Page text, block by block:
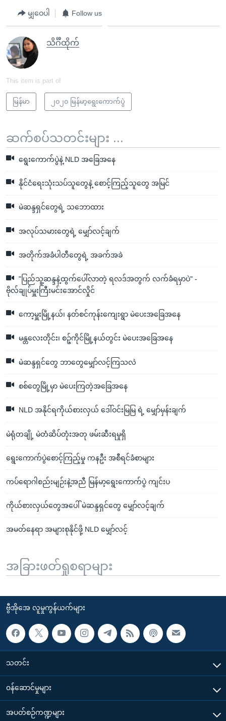
မျှဝေပါ Follow us
သိင်္ဂီထိုက်
This item is part of
မြန်မာ ၂၀၂၀ မြန်မာ့ရွေးကောက်ပွဲ
ဆက်စပ်သတင်းများ ...
ရွေးကောက်ပွဲနဲ့ NLD အခြေအနေ
နိုင်ငံရေးသုံးသပ်သူတွေနဲ့ စောင့်ကြည့်သူတွေ အမြင်
မဲဆန္ဒရှင်တွေရဲ့ သဘောထား
အလုပ်သမားတွေရဲ့ မျှော်လင့်ချက်
အတိုက်အခံပါတီတွေရဲ့ အခက်အခဲ
"ပြည်သူ့ဆန္ဒနဲ့ထွက်ပေါ်လာတဲ့ ရလဒ်အတွက် လက်ခံရမှာပဲ" -
ဗိုလ်ချုပ်မှူးကြီးမင်းအောင်လှိုင်
ကော့မှူးမြို့နယ်၊ နတ်စင်ကုန်းကျေးရွာ မဲပေးအခြေအနေ
မန္တလေးတိုင်း၊ စဉ့်ကိုင်မြို့နယ်တွင်း မဲပေးအခြေအနေ
မဲဆန္ဒရှင်တွေ ဘာတွေမျှော်လင့်ကြသလဲ
စစ်တွေမြို့မှာ မဲပေးကြတဲ့အခြေအနေ
NLD အနိုင်ရကိုယ်စားလှယ် ဒေါ်ဝင်းမြမြ ရဲ့ မျှော်မှန်းချက်
မဲရုံတချို့ မဲတံဆိပ်တုံးအတု ဖမ်းဆီးရမှုရှိ
ရွေးကောက်ပွဲစောင့်ကြည့်မှု ကနဦး အစီရင်ခံစာများ
ကပ်ရောဂါစည်းမျဉ်းနဲ့အညီ မြန်မာ့ရွေးကောက်ပွဲ ကျင်းပ
ကိုယ်စားလှယ်တွေအပေါ် မဲဆန္ဒရှင်တွေ မျှော်လင့်ချက်
အမတ်နေရာ အများစုနိုင်ဖို့ NLD မျှော်လင့်
အခြားဖတ်ရှုစရာများ
ဗွီအိုအေ လူမှုကွန်ယက်များ
သတင်း
၀န်ဆောင်မှုများ
အပတ်စဉ်ကဏ္ဍများ